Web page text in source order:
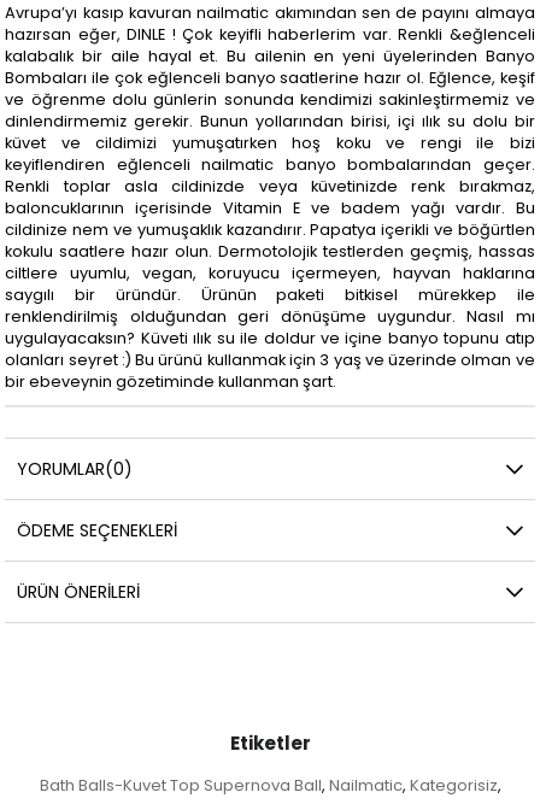
Avrupa’yı kasıp kavuran nailmatic akımından sen de payını almaya
hazırsan eğer, DINLE ! Çok keyifli haberlerim var. Renkli &eğlenceli
kalabalık bir aile hayal et. Bu ailenin en yeni üyelerinden Banyo
Bombaları ile çok eğlenceli banyo saatlerine hazır ol. Eğlence, keşif
ve öğrenme dolu günlerin sonunda kendimizi sakinleştirmemiz ve
dinlendirmemiz gerekir. Bunun yollarından birisi, içi ılık su dolu bir
küvet ve cildimizi yumuşatırken hoş koku ve rengi ile bizi
keyiflendiren eğlenceli nailmatic banyo bombalarından geçer.
Renkli toplar asla cildinizde veya küvetinizde renk bırakmaz,
baloncuklarının içerisinde Vitamin E ve badem yağı vardır. Bu
cildinize nem ve yumuşaklık kazandırır. Papatya içerikli ve böğürtlen
kokulu saatlere hazır olun. Dermotolojik testlerden geçmiş, hassas
ciltlere uyumlu, vegan, koruyucu içermeyen, hayvan haklarına
saygılı bir üründür. Ürünün paketi bitkisel mürekkep ile
renklendirilmiş olduğundan geri dönüşüme uygundur. Nasıl mı
uygulayacaksın? Küveti ılık su ile doldur ve içine banyo topunu atıp
olanları seyret :) Bu ürünü kullanmak için 3 yaş ve üzerinde olman ve
bir ebeveynin gözetiminde kullanman şart.
YORUMLAR(0)
ÖDEME SEÇENEKLERI
ÜRÜN ÖNERILERI
Etiketler
Bath Balls-Kuvet Top Supernova Ball, Nailmatic, Kategorisiz,